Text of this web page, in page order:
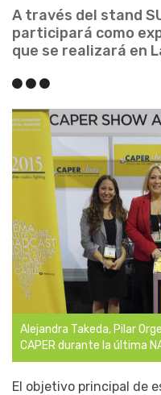
A través del stand
participará como
que se realizará en
Alejandra Takeda, Pilar
CAPER durante la última
El objetivo principal de